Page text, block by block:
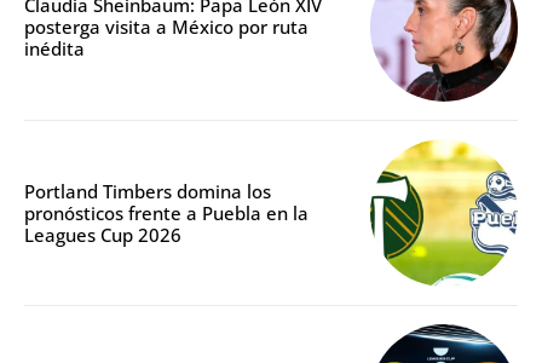
Claudia Sheinbaum: Papa León XIV
posterga visita a México por ruta
inédita
Portland Timbers domina los
pronósticos frente a Puebla en la
Leagues Cup 2026